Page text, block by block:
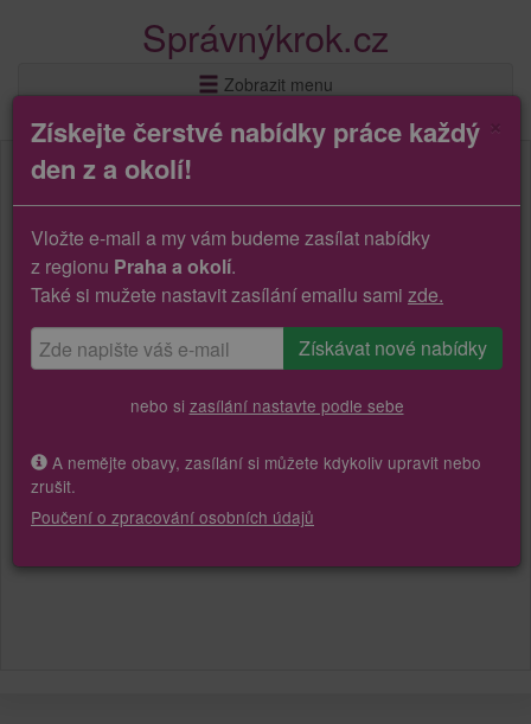
Správnýkrok.cz
Zobrazit menu
Získejte čerstvé nabídky práce každý
den z a okolí!
Vložte e-mail a my vám budeme zasílat nabídky
z regionu Praha a okolí.
Také si mužete nastavit zasílání emailu sami zde.
nebo si zasílání nastavte podle sebe
A nemějte obavy, zasílání si můžete kdykoliv upravit nebo
zrušit.
Poučení o zpracování osobních údajů